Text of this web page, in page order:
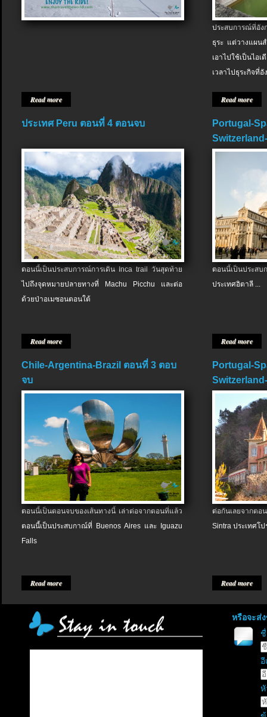
Read more
ประสบการณ์ที่อัง
ธุระ แต่วางแผน
เอาไปใช้เป็นไอ
เวลาไปธุระกิจที่อั
Read more
ประเทศ Peru ตอนที่ 4 ตอนจบ
ตอนนี้เป็นประสบการณ์การเดิน Inca trail วันสุดท้าย
ไปถึงจุดหมายปลายทางที่ Machu Picchu และต่อ
ด้วยป่าอเมซอนตอนใต้
Read more
Portugal-
ตอนนี้เป็นประส
ประเทศอิตาลี ...
Read more
Chile-Argentina-Brazil ตอนที่ 3 ตอบ
จบ
ตอนนี้เป็นตอนจบของเส้นทางนี้ เล่าต่อจากตอนที่แล้ว
ตอนนี้เป็นประสบกาณ์ที่ Buenos Aires และ Iguazu
Falls
Read more
Portugal-
ต่อกันเลยจากต
Sintra ประเทศโป
Read more
หรือจะส่
อี
หั